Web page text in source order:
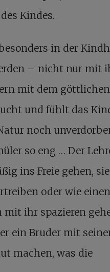
Kindes.
in der
– nicht nur mit
mit dem
und fühlt das
noch
so eng … Der
ins Freie gehen,
oder wie einen
mit ihr spazieren
ein Bruder mit
machen, was die